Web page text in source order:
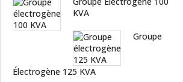
KVA
Groupe
Électrogène 125 KVA